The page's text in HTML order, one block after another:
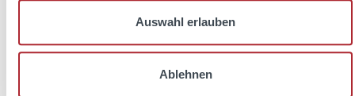
Auswahl erlauben
Ablehnen